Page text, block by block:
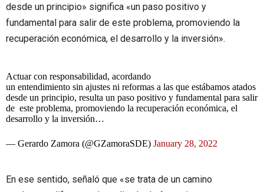
desde un principio» significa «un paso positivo y
fundamental para salir de este problema, promoviendo la
recuperación económica, el desarrollo y la inversión».
Actuar con responsabilidad, acordando
un entendimiento sin ajustes ni reformas a las que estábamos atados
desde un principio, resulta un paso positivo y fundamental para salir
de este problema, promoviendo la recuperación económica, el
desarrollo y la inversión…
— Gerardo Zamora (@GZamoraSDE) January 28, 2022
En ese sentido, señaló que «se trata de un camino